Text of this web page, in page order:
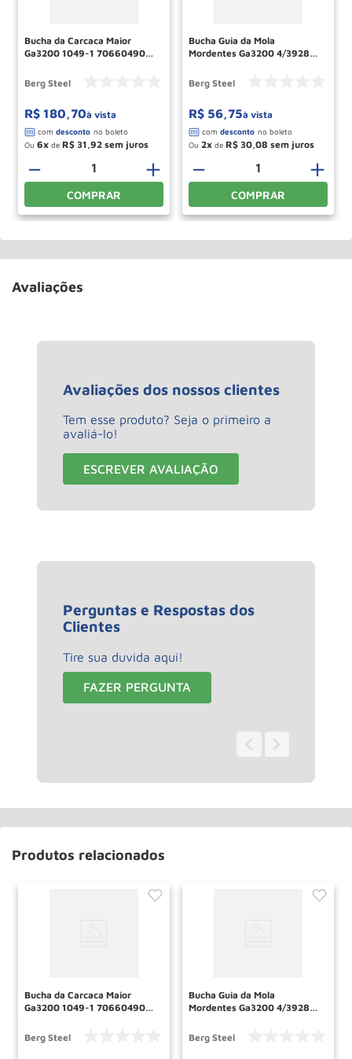
Bucha da Carcaca Maior
Ga3200 1049-1 70660490
Berg Steel
R$ 180,70à vista
Ou 6 de R$ 31,92
＋
－
COMPRAR
Bucha Guia da Mola
Mordentes Ga3200 4/3928
Berg Steel
R$ 56,75à vista
Ou 2 de R$ 30,08
＋
－
COMPRAR
Avaliações
Avaliações dos nossos clientes
Tem esse produto? Seja o primeiro a
avaliá-lo!
ESCREVER AVALIAÇÃO
Perguntas e Respostas dos
Clientes
Tire sua duvida aqui!
FAZER PERGUNTA
Produtos relacionados
Bucha da Carcaca Maior
Ga3200 1049-1 70660490
Berg Steel
Bucha Guia da Mola
Mordentes Ga3200 4/3928
Berg Steel